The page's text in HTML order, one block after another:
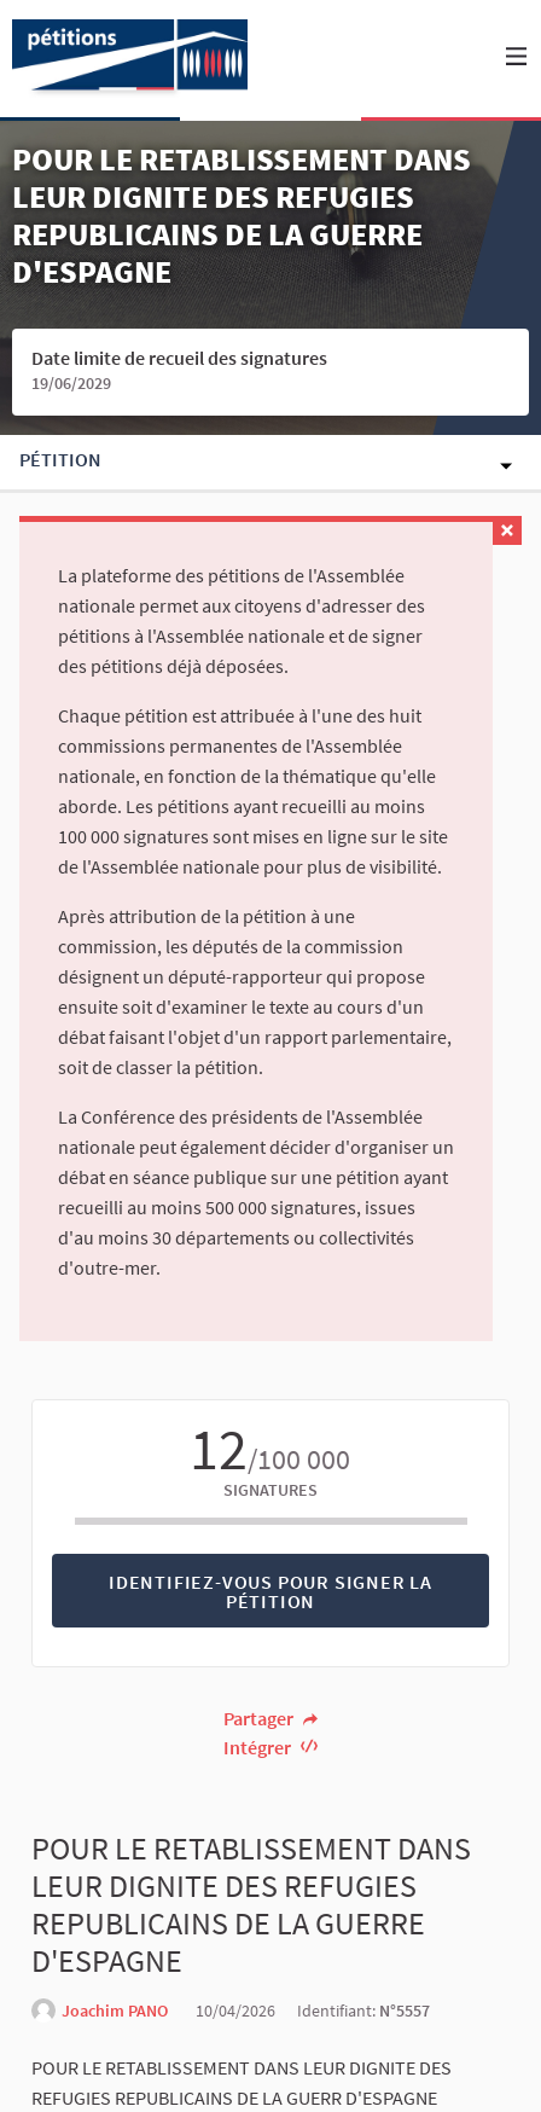
POUR LE RETABLISSEMENT DANS
LEUR DIGNITE DES REFUGIES
REPUBLICAINS DE LA GUERRE
D'ESPAGNE
Date limite de recueil des signatures
19/06/2029
PÉTITION
La plateforme des pétitions de l'Assemblée
nationale permet aux citoyens d'adresser des
pétitions à l'Assemblée nationale et de signer
des pétitions déjà déposées.
Chaque pétition est attribuée à l'une des huit
commissions permanentes de l'Assemblée
nationale, en fonction de la thématique qu'elle
aborde. Les pétitions ayant recueilli au moins
100 000 signatures sont mises en ligne sur le site
de l'Assemblée nationale pour plus de visibilité.
Après attribution de la pétition à une
commission, les députés de la commission
désignent un député-rapporteur qui propose
ensuite soit d'examiner le texte au cours d'un
débat faisant l'objet d'un rapport parlementaire,
soit de classer la pétition.
La Conférence des présidents de l'Assemblée
nationale peut également décider d'organiser un
débat en séance publique sur une pétition ayant
recueilli au moins 500 000 signatures, issues
d'au moins 30 départements ou collectivités
d'outre-mer.
12/100 000
SIGNATURES
IDENTIFIEZ-VOUS POUR SIGNER LA
PÉTITION
Partager
Intégrer
POUR LE RETABLISSEMENT DANS
LEUR DIGNITE DES REFUGIES
REPUBLICAINS DE LA GUERRE
D'ESPAGNE
Joachim PANO 10/04/2026 Identifiant: N°5557
POUR LE RETABLISSEMENT DANS LEUR DIGNITE DES
REFUGIES REPUBLICAINS DE LA GUERR D'ESPAGNE